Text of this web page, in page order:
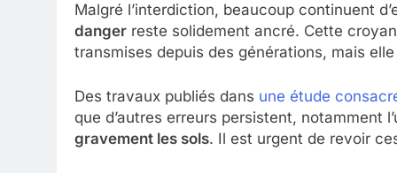
Malgré l’interdiction, beaucoup continuent
danger reste solidement ancré. Cette
transmises depuis des générations, mais
Des travaux publiés dans une étude
que d’autres erreurs persistent, notamment
gravement les sols. Il est urgent de revoir